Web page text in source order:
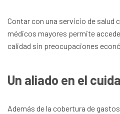
Contar con una servicio de salud
médicos mayores permite
calidad sin preocupaciones
Un aliado en el
Además de la cobertura de